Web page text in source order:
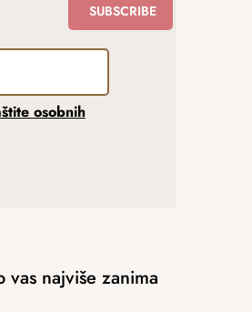
osobnih
SUBSCRIBE
vas najviše zanima